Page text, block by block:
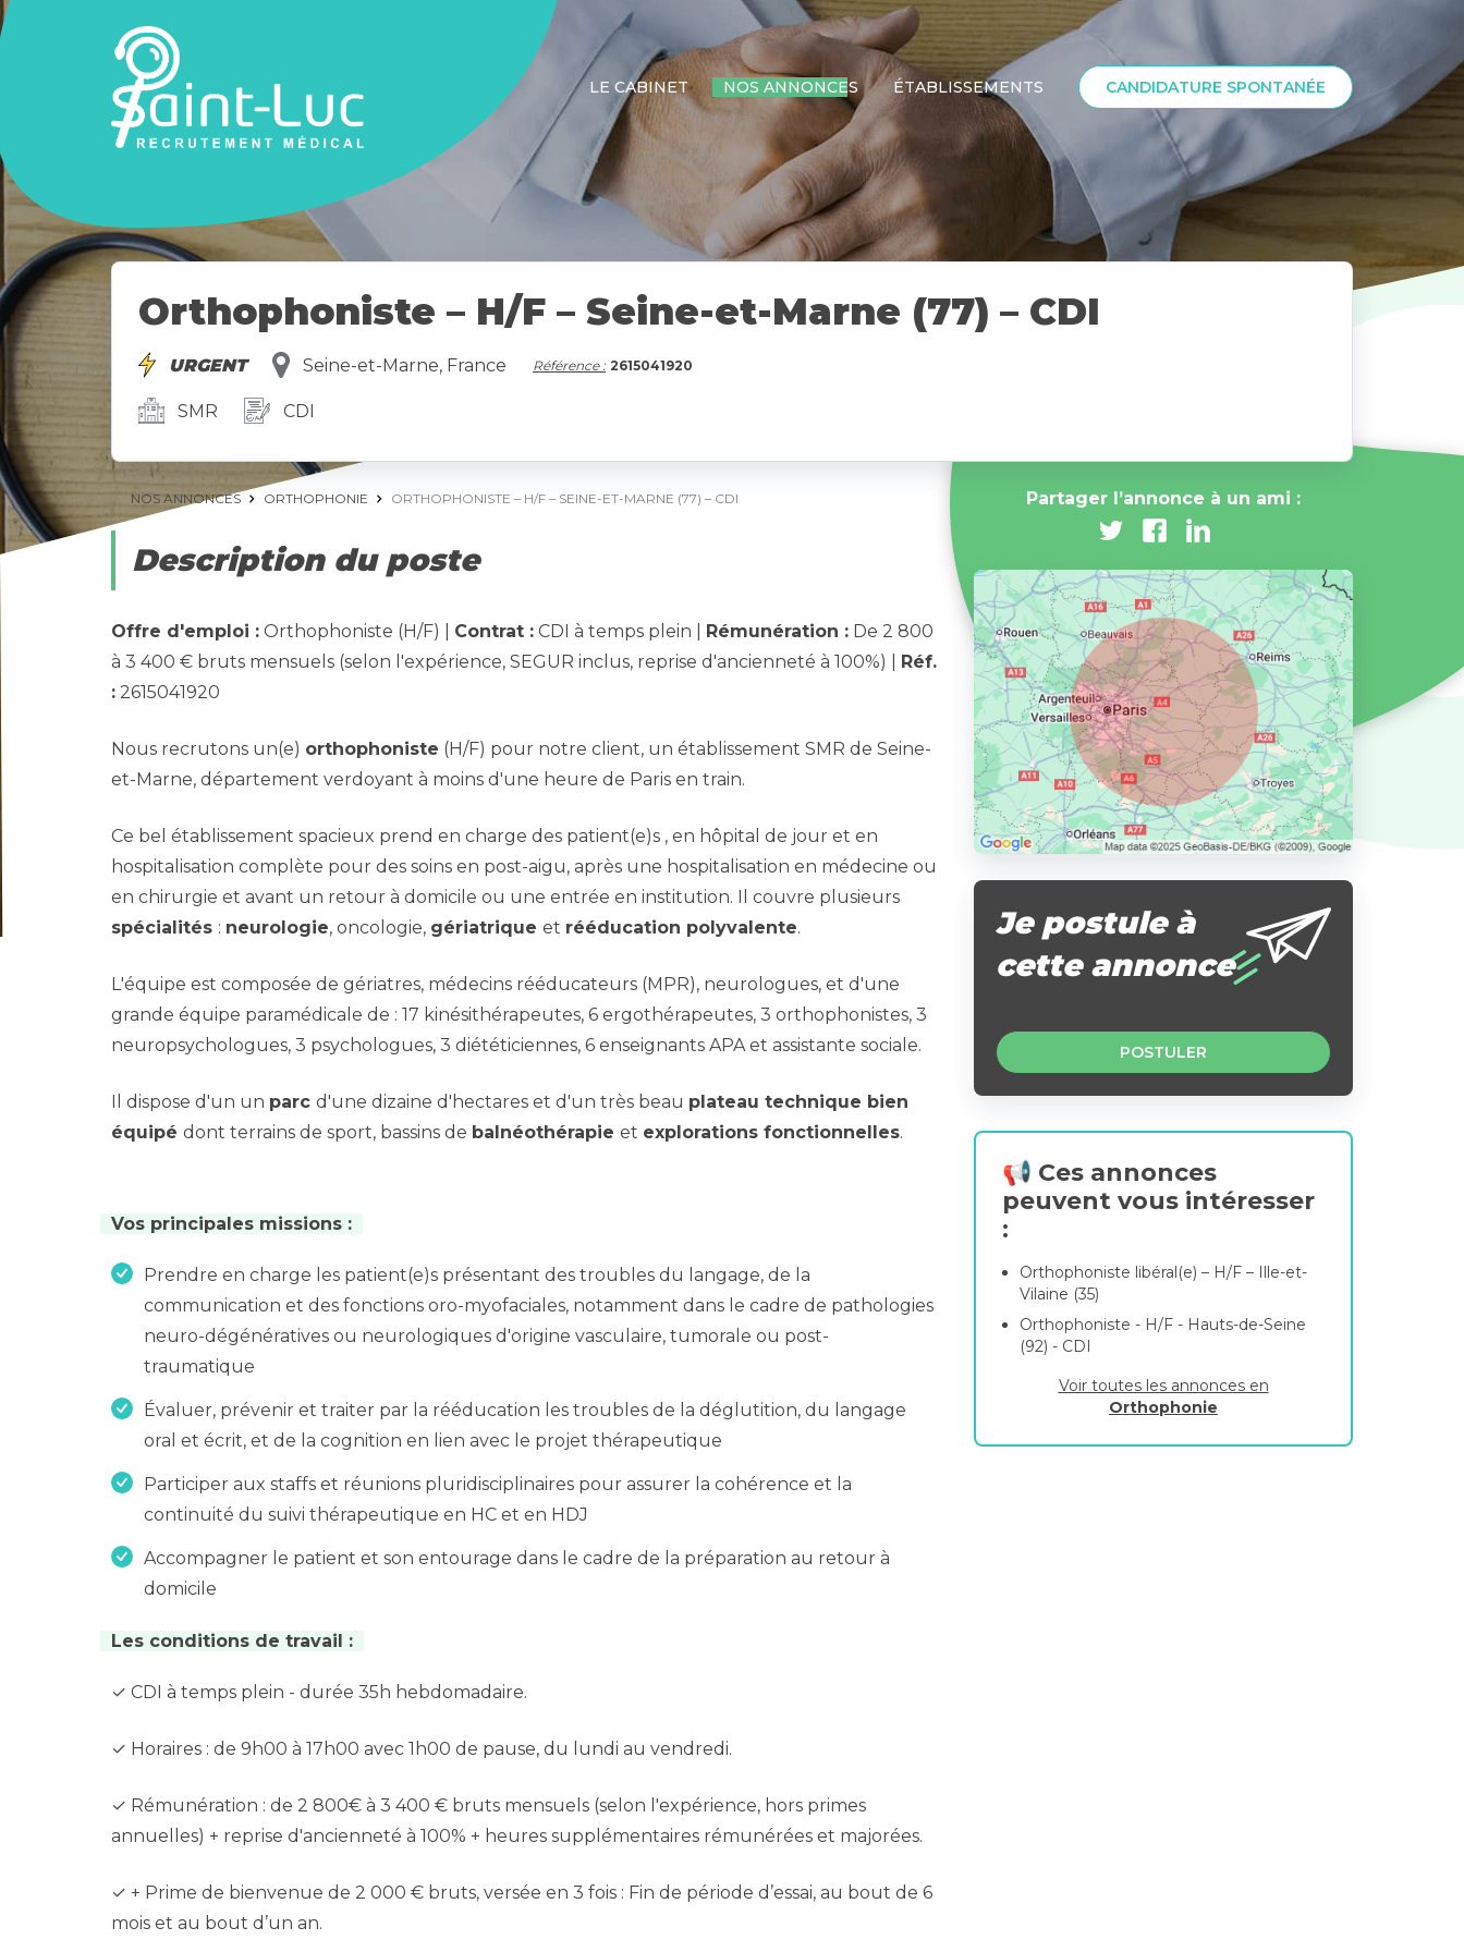
LE CABINET NOS ANNONCES ÉTABLISSEMENTS CANDIDATURE SPONTANÉE
Orthophoniste – H/F – Seine-et-Marne (77) – CDI
URGENT Seine-et-Marne, France Référence : 2615041920
SMR CDI
NOS ANNONCES ORTHOPHONIE ORTHOPHONISTE – H/F – SEINE-ET-MARNE (77) – CDI
Description du poste
Offre d'emploi : Orthophoniste (H/F) | Contrat : CDI à temps plein | Rémunération : De 2 800
à 3 400 € bruts mensuels (selon l'expérience, SEGUR inclus, reprise d'ancienneté à 100%) | Réf.
: 2615041920
Nous recrutons un(e) orthophoniste (H/F) pour notre client, un établissement SMR de Seine-
et-Marne, département verdoyant à moins d'une heure de Paris en train.
Ce bel établissement spacieux prend en charge des patient(e)s , en hôpital de jour et en
hospitalisation complète pour des soins en post-aigu, après une hospitalisation en médecine ou
en chirurgie et avant un retour à domicile ou une entrée en institution. Il couvre plusieurs
spécialités : neurologie, oncologie, gériatrique et rééducation polyvalente.
L'équipe est composée de gériatres, médecins rééducateurs (MPR), neurologues, et d'une
grande équipe paramédicale de : 17 kinésithérapeutes, 6 ergothérapeutes, 3 orthophonistes, 3
neuropsychologues, 3 psychologues, 3 diététiciennes, 6 enseignants APA et assistante sociale.
Il dispose d'un un parc d'une dizaine d'hectares et d'un très beau plateau technique bien
équipé dont terrains de sport, bassins de balnéothérapie et explorations fonctionnelles.
Vos principales missions :
Prendre en charge les patient(e)s présentant des troubles du langage, de la
communication et des fonctions oro-myofaciales, notamment dans le cadre de pathologies
neuro-dégénératives ou neurologiques d'origine vasculaire, tumorale ou post-
traumatique
Évaluer, prévenir et traiter par la rééducation les troubles de la déglutition, du langage
oral et écrit, et de la cognition en lien avec le projet thérapeutique
Participer aux staffs et réunions pluridisciplinaires pour assurer la cohérence et la
continuité du suivi thérapeutique en HC et en HDJ
Accompagner le patient et son entourage dans le cadre de la préparation au retour à
domicile
Les conditions de travail :
✓ CDI à temps plein - durée 35h hebdomadaire.
✓ Horaires : de 9h00 à 17h00 avec 1h00 de pause, du lundi au vendredi.
✓ Rémunération : de 2 800€ à 3 400 € bruts mensuels (selon l'expérience, hors primes
annuelles) + reprise d'ancienneté à 100% + heures supplémentaires rémunérées et majorées.
✓ + Prime de bienvenue de 2 000 € bruts, versée en 3 fois : Fin de période d’essai, au bout de 6
mois et au bout d’un an.
Partager l’annonce à un ami :
Je postule à
cette annonce
POSTULER
📢 Ces annonces
peuvent vous intéresser
:
Orthophoniste libéral(e) – H/F – Ille-et-
Vilaine (35)
Orthophoniste - H/F - Hauts-de-Seine
(92) - CDI
Voir toutes les annonces en
Orthophonie